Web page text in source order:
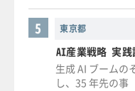
東京都
5
AI産業戦略 実践
生成 AI ブーム
し、35 年先の事